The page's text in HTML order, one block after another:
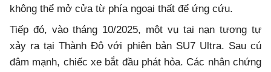
không thể mở cửa từ phía ngoại thất để ứng cứu.
Tiếp đó, vào tháng 10/2025, một vụ tai nạn tương tự
xảy ra tại Thành Đô với phiên bản SU7 Ultra. Sau cú
đâm mạnh, chiếc xe bắt đầu phát hỏa. Các nhân chứng